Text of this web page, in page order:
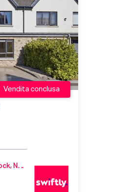
Vendita conclusa
11 The Rise, Ledwill Park, Kilcock, Naas, Co. Kildare, W23 ER2T